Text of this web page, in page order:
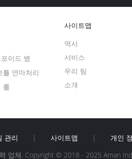
롤
이드 병
틀 연마처리
사이트맵
소개
역사
서비스
우리 팀
관리 | 사이트맵 | 개인
업체. Copyright © 2018 - 2025 Aman